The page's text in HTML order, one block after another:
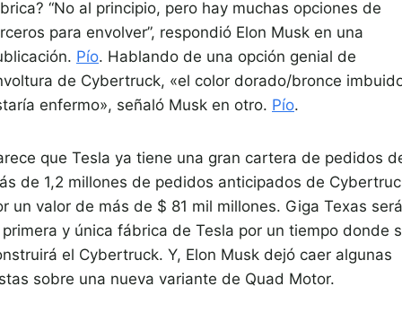
“No al principio, pero hay muchas opciones de
para envolver”, respondió Elon Musk en una
Pío. Hablando de una opción genial de
de Cybertruck, «el color dorado/bronce
enfermo», señaló Musk en otro. Pío.
que Tesla ya tiene una gran cartera de pedidos
de 1,2 millones de pedidos anticipados de
un valor de más de $ 81 mil millones. Giga Texas será
y única fábrica de Tesla por un tiempo donde
el Cybertruck. Y, Elon Musk dejó caer algunas
sobre una nueva variante de Quad Motor.